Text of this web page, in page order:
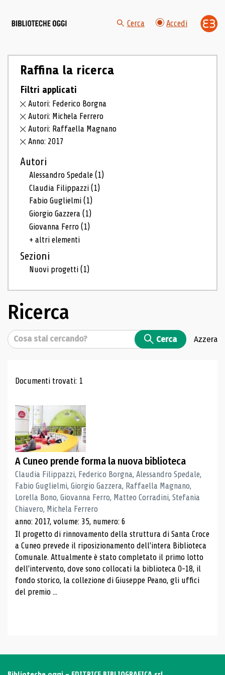
Cerca Accedi
Raffina la ricerca
Filtri applicati
Autori: Federico Borgna
Autori: Michela Ferrero
Autori: Raffaella Magnano
Anno: 2017
Autori
Alessandro Spedale(1)
Claudia Filippazzi(1)
Fabio Guglielmi(1)
Giorgio Gazzera(1)
Giovanna Ferro(1)
+ altri elementi
Sezioni
Nuovi progetti(1)
Ricerca
Cerca Cerca Azzera
Risultati di ricerca
Documenti trovati: 1
A Cuneo prende forma la nuova biblioteca
Claudia Filippazzi, Federico Borgna, Alessandro Spedale,
Fabio Guglielmi, Giorgio Gazzera, Raffaella Magnano,
Lorella Bono, Giovanna Ferro, Matteo Corradini, Stefania
Chiavero, Michela Ferrero
anno: 2017, volume: 35, numero: 6
Il progetto di rinnovamento della struttura di Santa Croce
a Cuneo prevede il riposizionamento dell'intera Biblioteca
Comunale. Attualmente è stato completato il primo lotto
dell'intervento, dove sono collocati la biblioteca 0-18, il
fondo storico, la collezione di Giuseppe Peano, gli uffici
del premio ...